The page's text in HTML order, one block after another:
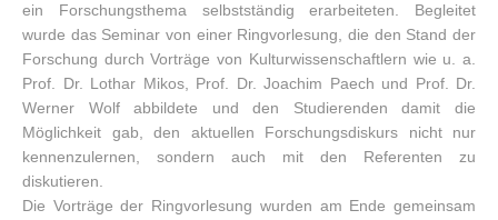
ein Forschungsthema selbstständig erarbeiteten. Begleitet
wurde das Seminar von einer Ringvorlesung, die den Stand der
Forschung durch Vorträge von Kulturwissenschaftlern wie u. a.
Prof. Dr. Lothar Mikos, Prof. Dr. Joachim Paech und Prof. Dr.
Werner Wolf abbildete und den Studierenden damit die
Möglichkeit gab, den aktuellen Forschungsdiskurs nicht nur
kennenzulernen, sondern auch mit den Referenten zu
diskutieren.
Die Vorträge der Ringvorlesung wurden am Ende gemeinsam